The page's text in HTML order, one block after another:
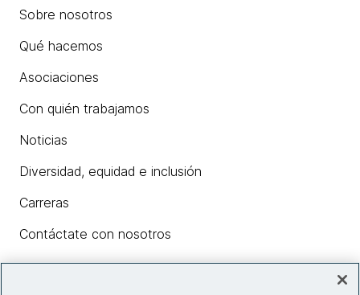
Sobre nosotros
Qué hacemos
Asociaciones
Con quién trabajamos
Noticias
Diversidad, equidad e inclusión
Carreras
Contáctate con nosotros